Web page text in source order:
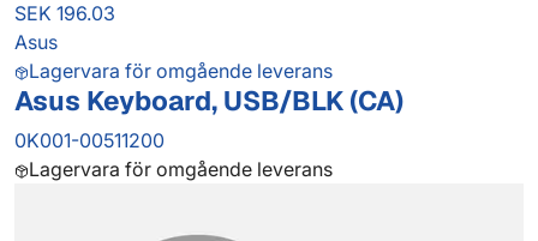
SEK 196.03
Asus
Lagervara för omgående leverans
Asus Keyboard, USB/BLK (CA)
0K001-00511200
Lagervara för omgående leverans